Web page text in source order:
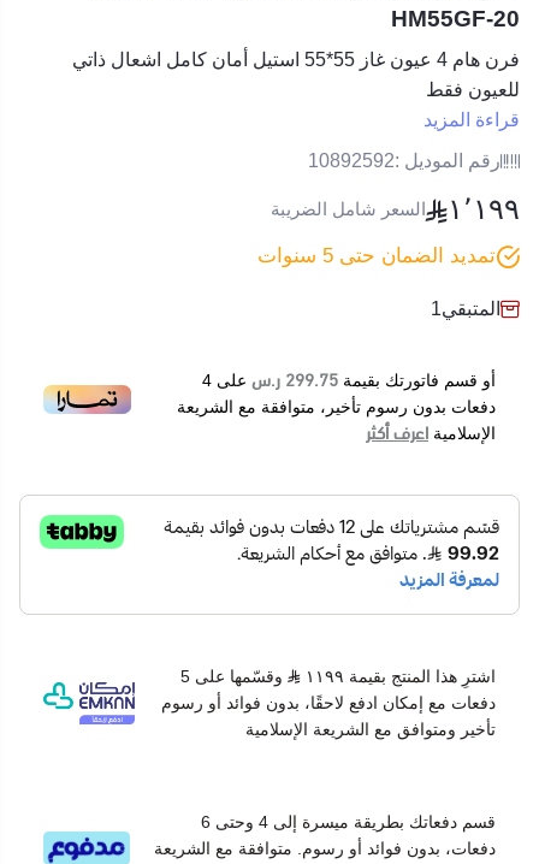
HM55GF-20
فرن هام 4 عيون غاز 55*55 استيل أمان كامل اشعال ذاتي
للعيون فقط
قراءة المزيد
رقم الموديل :10892592
١٬١٩٩ السعر شامل الضريبة
تمديد الضمان حتى 5 سنوات
المتبقي1
أو قسم فاتورتك بقيمة 299.75 ر.س على 4
دفعات بدون رسوم تأخير، متوافقة مع الشريعة
الإسلامية اعرف أكثر
اشترِ هذا المنتج بقيمة ١١٩٩
وقسّمها على 5
دفعات مع إمكان ادفع لاحقًا، بدون فوائد أو رسوم
تأخير ومتوافق مع الشريعة الإسلامية
قسم دفعاتك بطريقة ميسرة إلى 4 وحتى 6
دفعات، بدون فوائد أو رسوم. متوافقة مع الشريعة